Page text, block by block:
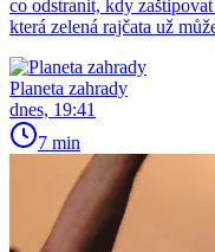
co odstranit, kdy
která zelená rajčata už
Planeta zahrady
dnes, 19:41
7 min